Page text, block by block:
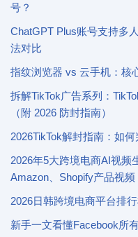
号？
ChatGPT Plus账号支持多
法对比
指纹浏览器 vs 云手机：核
拆解TikTok广告系列：
（附 2026 防封指南）
2026TikTok解封指南：如
2026年5大跨境电商AI视频
Amazon、Shopify产品视频
2026日韩跨境电商平台排
新手一文看懂Facebook所